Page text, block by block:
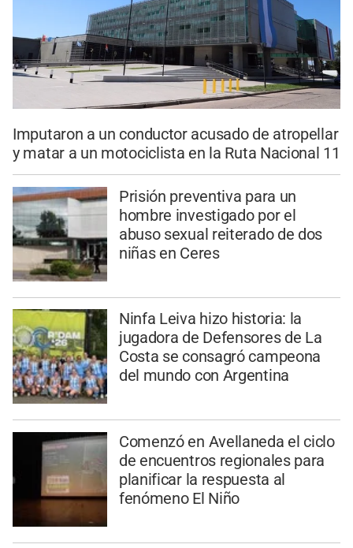
Imputaron a un conductor acusado de atropellar
y matar a un motociclista en la Ruta Nacional 11
Prisión preventiva para un
hombre investigado por el
abuso sexual reiterado de dos
niñas en Ceres
Ninfa Leiva hizo historia: la
jugadora de Defensores de La
Costa se consagró campeona
del mundo con Argentina
Comenzó en Avellaneda el ciclo
de encuentros regionales para
planificar la respuesta al
fenómeno El Niño